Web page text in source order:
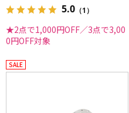
5.0 （1）
★2点で1,000円OFF／3点で3,00
0円OFF対象
SALE